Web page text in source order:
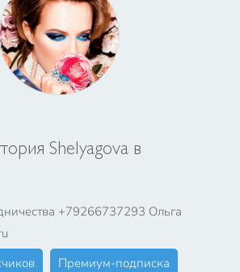
Shelyagova в
+79266737293 Ольга
Премиум-подписка